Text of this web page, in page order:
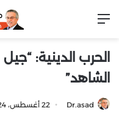
الحرب الدينية:
الشاهد”
Dr.asad 22 أغسطس، 2024